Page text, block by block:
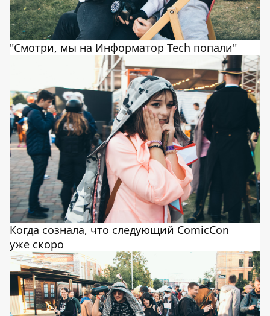
"Смотри, мы на Информатор Tech попали"
Когда сознала, что следующий ComicCon
уже скоро